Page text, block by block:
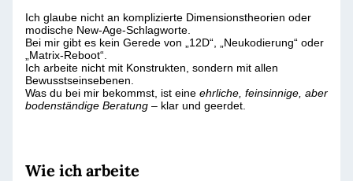
Ich glaube nicht an komplizierte Dimensionstheorien oder
modische New-Age-Schlagworte.
Bei mir gibt es kein Gerede von „12D“, „Neukodierung“ oder
„Matrix-Reboot“.
Ich arbeite nicht mit Konstrukten, sondern mit allen
Bewusstseinsebenen.
Was du bei mir bekommst, ist eine ehrliche, feinsinnige, aber
bodenständige Beratung – klar und geerdet.
Wie ich arbeite